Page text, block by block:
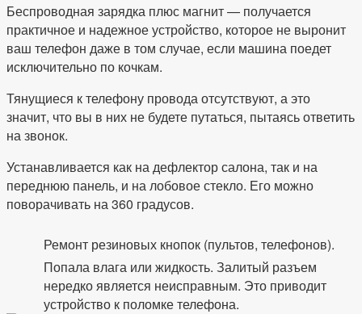
Беспроводная зарядка плюс магнит — получается
практичное и надежное устройство, которое не выронит
ваш телефон даже в том случае, если машина поедет
исключительно по кочкам.
Тянущиеся к телефону провода отсутствуют, а это
значит, что вы в них не будете путаться, пытаясь ответить
на звонок.
Устанавливается как на дефлектор салона, так и на
переднюю панель, и на лобовое стекло. Его можно
поворачивать на 360 градусов.
Ремонт резиновых кнопок (пультов, телефонов).
Попала влага или жидкость. Залитый разъем
нередко является неисправным. Это приводит
устройство к поломке телефона.